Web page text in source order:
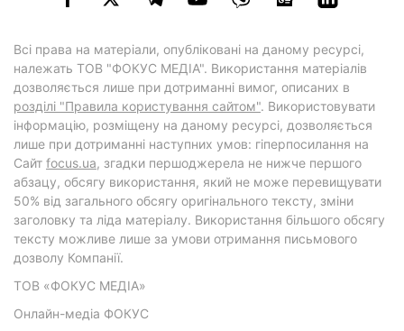
Всі права на матеріали, опубліковані на даному ресурсі,
належать ТОВ "ФОКУС МЕДІА". Використання матеріалів
дозволяється лише при дотриманні вимог, описаних в
розділі "Правила користування сайтом". Використовувати
інформацію, розміщену на даному ресурсі, дозволяється
лише при дотриманні наступних умов: гіперпосилання на
Cайт focus.ua, згадки першоджерела не нижче першого
абзацу, обсягу використання, який не може перевищувати
50% від загального обсягу оригінального тексту, зміни
заголовку та ліда матеріалу. Використання більшого обсягу
тексту можливе лише за умови отримання письмового
дозволу Компанії.
ТОВ «ФОКУС МЕДІА»
Онлайн-медіа ФОКУС